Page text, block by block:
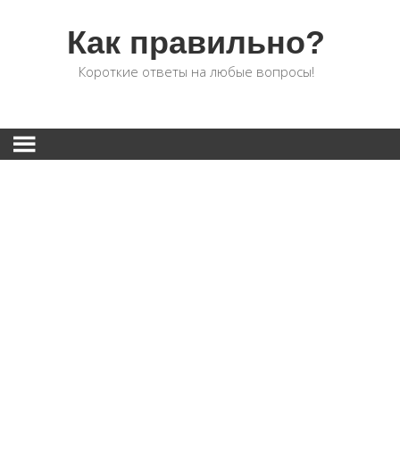
Как правильно?
Короткие ответы на любые вопросы!